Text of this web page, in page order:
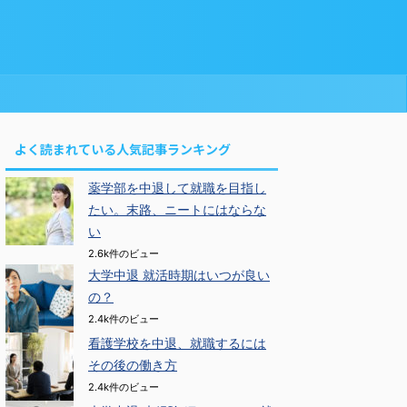
よく読まれている人気記事ランキング
薬学部を中退して就職を目指し
たい。末路、ニートにはならな
い
2.6k件のビュー
大学中退 就活時期はいつが良い
の？
2.4k件のビュー
看護学校を中退、就職するには
その後の働き方
2.4k件のビュー